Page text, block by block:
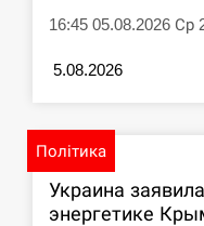
16:45 05.08.2026
5.08.2026
Політика
Украина
энергетике